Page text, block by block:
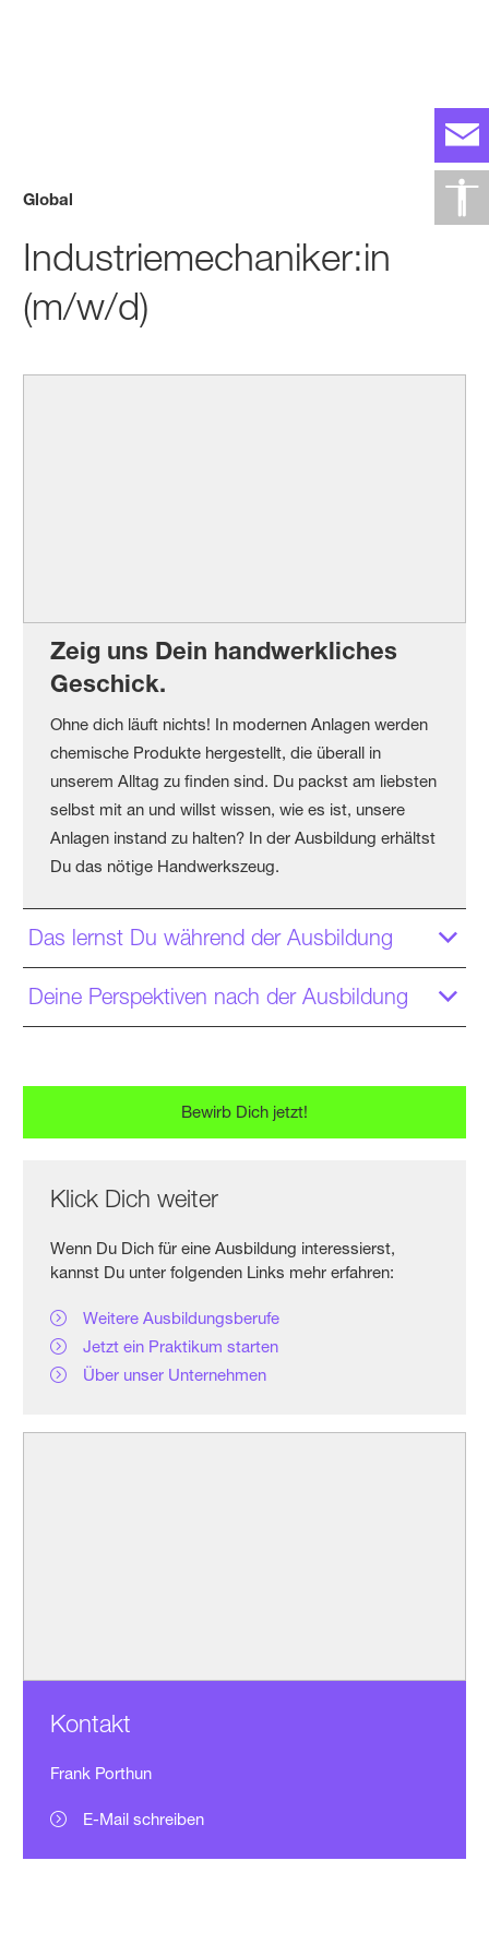
Global
Industriemechaniker:in
(m/w/d)
Zeig uns Dein handwerkliches
Geschick.
Ohne dich läuft nichts! In modernen Anlagen werden
chemische Produkte hergestellt, die überall in
unserem Alltag zu finden sind. Du packst am liebsten
selbst mit an und willst wissen, wie es ist, unsere
Anlagen instand zu halten? In der Ausbildung erhältst
Du das nötige Handwerkszeug.
Das lernst Du während der Ausbildung
Deine Perspektiven nach der Ausbildung
Bewirb Dich jetzt!
Klick Dich weiter
Wenn Du Dich für eine Ausbildung interessierst,
kannst Du unter folgenden Links mehr erfahren:
Weitere Ausbildungsberufe
Jetzt ein Praktikum starten
Über unser Unternehmen
Kontakt
Frank Porthun
E-Mail schreiben